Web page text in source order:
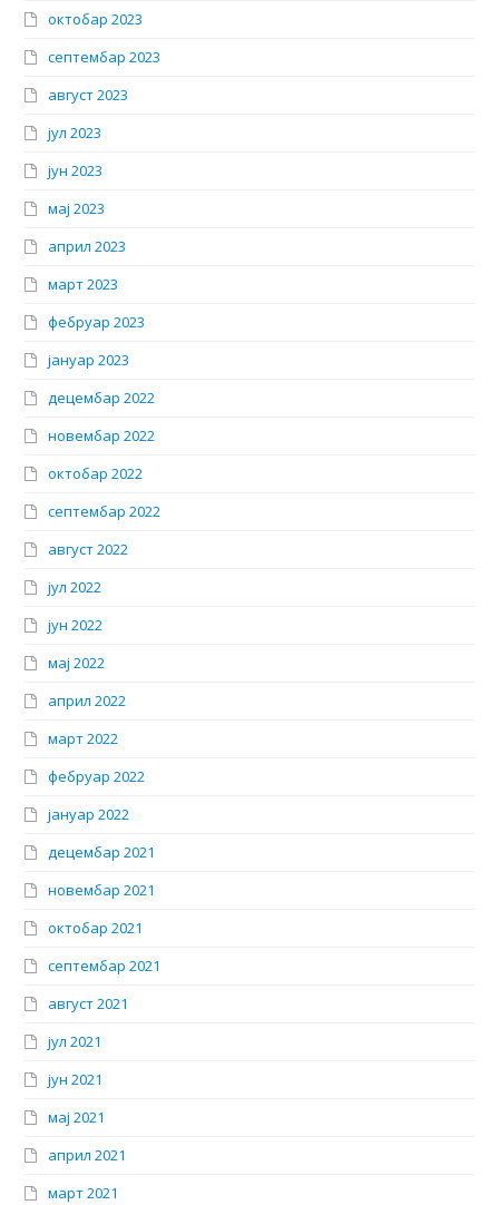
октобар 2023
септембар 2023
август 2023
јул 2023
јун 2023
мај 2023
април 2023
март 2023
фебруар 2023
јануар 2023
децембар 2022
новембар 2022
октобар 2022
септембар 2022
август 2022
јул 2022
јун 2022
мај 2022
април 2022
март 2022
фебруар 2022
јануар 2022
децембар 2021
новембар 2021
октобар 2021
септембар 2021
август 2021
јул 2021
јун 2021
мај 2021
април 2021
март 2021